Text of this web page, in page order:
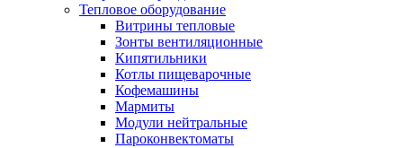
Тепловое оборудование
Витрины тепловые
Зонты вентиляционные
Кипятильники
Котлы пищеварочные
Кофемашины
Мармиты
Модули нейтральные
Пароконвектоматы